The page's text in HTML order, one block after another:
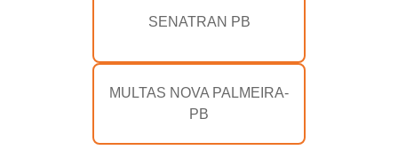
SENATRAN PB
MULTAS NOVA PALMEIRA-
PB